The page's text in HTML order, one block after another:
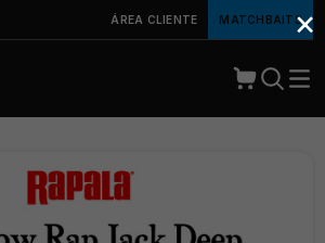
ÁREA CLIENTE MATCHBAITS×